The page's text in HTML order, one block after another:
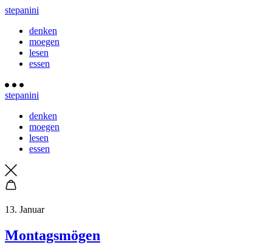
stepanini
denken
moegen
lesen
essen
stepanini
denken
moegen
lesen
essen
13. Januar
Montagsmögen